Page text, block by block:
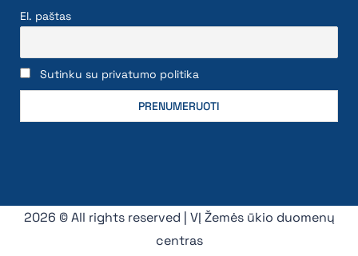
El. paštas
Sutinku su privatumo politika
2026 © All rights reserved | VĮ Žemės ūkio duomenų
centras